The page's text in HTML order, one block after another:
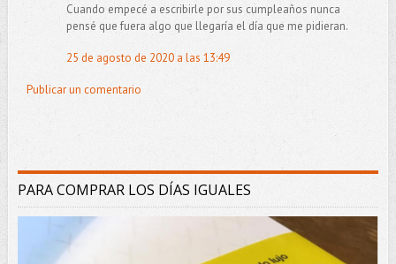
Cuando empecé a escribirle por sus cumpleaños nunca
pensé que fuera algo que llegaría el día que me pidieran.
25 de agosto de 2020 a las 13:49
Publicar un comentario
PARA COMPRAR LOS DÍAS IGUALES